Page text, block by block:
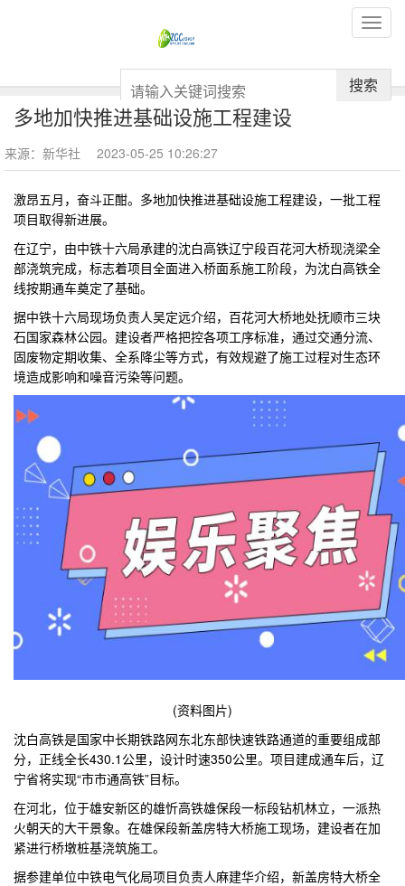
搜索
多地加快推进基础设施工程建设
来源：新华社 2023-05-25 10:26:27
激昂五月，奋斗正酣。多地加快推进基础设施工程建设，一批工程
项目取得新进展。
在辽宁，由中铁十六局承建的沈白高铁辽宁段百花河大桥现浇梁全
部浇筑完成，标志着项目全面进入桥面系施工阶段，为沈白高铁全
线按期通车奠定了基础。
据中铁十六局现场负责人吴定远介绍，百花河大桥地处抚顺市三块
石国家森林公园。建设者严格把控各项工序标准，通过交通分流、
固废物定期收集、全系降尘等方式，有效规避了施工过程对生态环
境造成影响和噪音污染等问题。
(资料图片)
沈白高铁是国家中长期铁路网东北东部快速铁路通道的重要组成部
分，正线全长430.1公里，设计时速350公里。项目建成通车后，辽
宁省将实现“市市通高铁”目标。
在河北，位于雄安新区的雄忻高铁雄保段一标段钻机林立，一派热
火朝天的大干景象。在雄保段新盖房特大桥施工现场，建设者在加
紧进行桥墩桩基浇筑施工。
据参建单位中铁电气化局项目负责人麻建华介绍，新盖房特大桥全